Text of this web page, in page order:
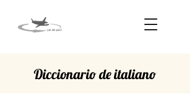
Diccionario de italiano